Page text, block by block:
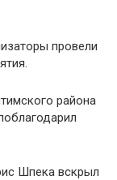
провели
района
Шпека вскрыл